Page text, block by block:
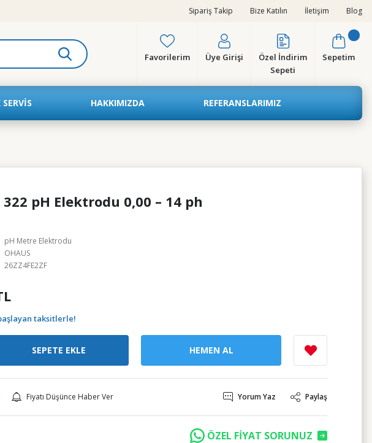
Sipariş Takip Bize Katılın İletişim Blog
Favorilerim Üye Girişi
Özel İndirim
Sepeti
Sepetim
HAKKIMIZDA REFERANSLARIMIZ
322 pH Elektrodu 0,00 – 14 ph
pH Metre Elektrodu
OHAUS
26ZZ4FE2ZF
taksitlerle!
SEPETE EKLE HEMEN AL
Fiyatı Düşünce Haber Ver Yorum Yaz Paylaş
ÖZEL FİYAT SORUNUZ